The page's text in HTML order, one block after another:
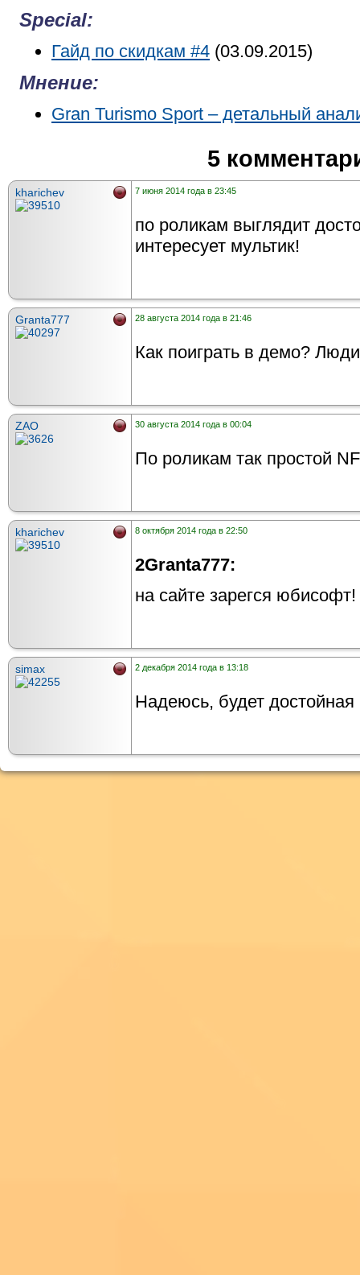
Special:
Гайд по скидкам #4 (03.09.2015)
Мнение:
Gran Turismo Sport – детальный
5
kharichev 7 июня 2014 года в 23:45
по роликам выглядит
интересует мультик!
Granta777 28 августа 2014 года в 21:46
Как поиграть в демо?
ZAO 30 августа 2014 года в 00:04
По роликам так простой
kharichev 8 октября 2014 года в 22:50
2Granta777:
на сайте зарегся
simax 2 декабря 2014 года в 13:18
Надеюсь, будет достойная